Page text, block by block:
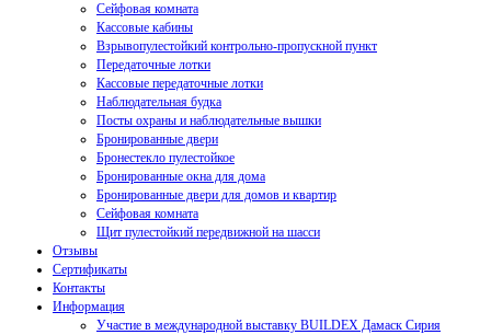
Сейфовая комната
Кассовые кабины
Взрывопулестойкий контрольно-пропускной пункт
Передаточные лотки
Кассовые передаточные лотки
Наблюдательная будка
Посты охраны и наблюдательные вышки
Бронированные двери
Бронестекло пулестойкое
Бронированные окна для дома
Бронированные двери для домов и квартир
Сейфовая комната
Щит пулестойкий передвижной на шасси
Отзывы
Сертификаты
Контакты
Информация
Участие в международной выставку BUILDEX Дамаск Сирия